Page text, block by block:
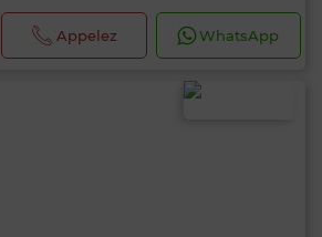
Appelez WhatsApp